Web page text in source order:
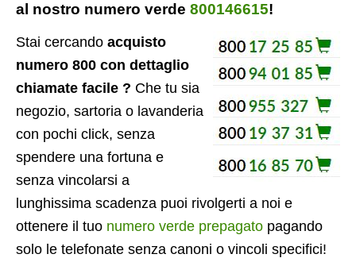
al nostro numero verde 800146615!
Stai cercando acquisto
numero 800 con dettaglio
chiamate facile ? Che tu sia
negozio, sartoria o lavanderia
con pochi click, senza
spendere una fortuna e
senza vincolarsi a
lunghissima scadenza puoi rivolgerti a noi e
ottenere il tuo numero verde prepagato pagando
solo le telefonate senza canoni o vincoli specifici!